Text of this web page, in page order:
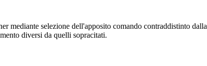
mediante selezione dell'apposito comando contraddistinto
diversi da quelli sopracitati.